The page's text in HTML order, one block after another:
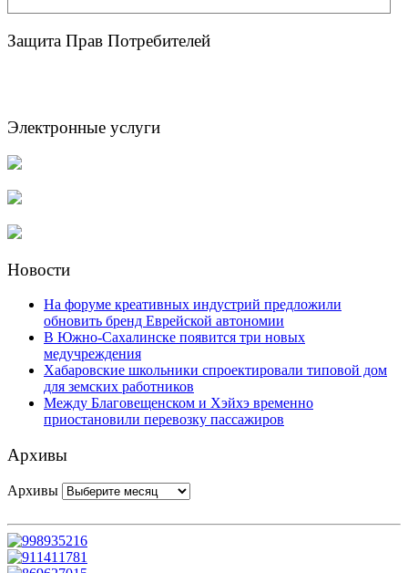
Защита Прав Потребителей
Электронные услуги
Новости
На форуме креативных индустрий предложили
обновить бренд Еврейской автономии
В Южно-Сахалинске появится три новых
медучреждения
Хабаровские школьники спроектировали типовой дом
для земских работников
Между Благовещенском и Хэйхэ временно
приостановили перевозку пассажиров
Архивы
Архивы